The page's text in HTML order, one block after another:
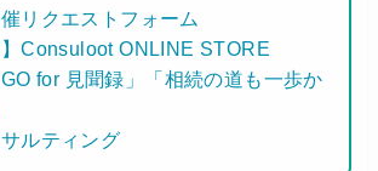
リクエストフォーム
Consuloot ONLINE STORE
for 見聞録」「相続の道も一歩か
ルティング